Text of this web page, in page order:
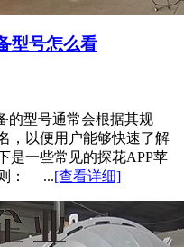
型号怎么看
型号通常会根据其规
，以便用户能够快速了解
下是一些常见的探花APP苹
： ...[查看详细]